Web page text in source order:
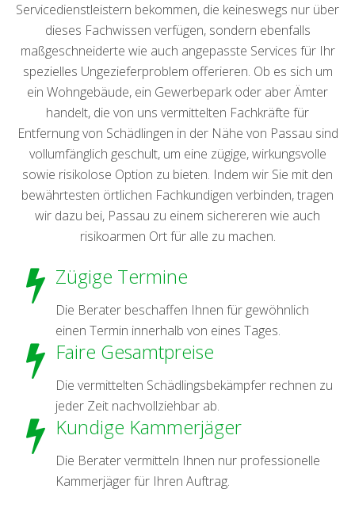
Servicedienstleistern bekommen, die keineswegs nur über
dieses Fachwissen verfügen, sondern ebenfalls
maßgeschneiderte wie auch angepasste Services für Ihr
spezielles Ungezieferproblem offerieren. Ob es sich um
ein Wohngebäude, ein Gewerbepark oder aber Ämter
handelt, die von uns vermittelten Fachkräfte für
Entfernung von Schädlingen in der Nähe von Passau sind
vollumfänglich geschult, um eine zügige, wirkungsvolle
sowie risikolose Option zu bieten. Indem wir Sie mit den
bewährtesten örtlichen Fachkundigen verbinden, tragen
wir dazu bei, Passau zu einem sichereren wie auch
risikoarmen Ort für alle zu machen.
Zügige Termine
Die Berater beschaffen Ihnen für gewöhnlich
einen Termin innerhalb von eines Tages.
Faire Gesamtpreise
Die vermittelten Schädlingsbekämpfer rechnen zu
jeder Zeit nachvollziehbar ab.
Kundige Kammerjäger
Die Berater vermitteln Ihnen nur professionelle
Kammerjäger für Ihren Auftrag.